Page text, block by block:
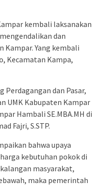
kembali laksanakan
dan
Kampar. Yang kembali
Kecamatan Kampa,
Perdagangan dan Pasar,
UMK Kabupaten Kampar
Hambali SE.MBA.MH di
Fajri, S.STP.
bahwa upaya
kebutuhan pokok di
masyarakat,
maka pemerintah